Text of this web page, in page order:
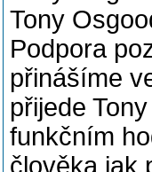
Tony
Podpora
přinášíme
přijede
funkčním
člověka jak